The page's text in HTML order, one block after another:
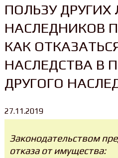
ПОЛЬЗУ
НАСЛЕДНИКОВ
КАК
НАСЛЕДСТВА В
ДРУГОГО
27.11.2019
Законодательством
отказа от имущества: